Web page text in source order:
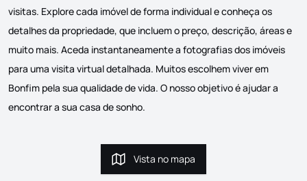
visitas. Explore cada imóvel de forma individual e conheça os
detalhes da propriedade, que incluem o preço, descrição, áreas e
muito mais. Aceda instantaneamente a fotografias dos imóveis
para uma visita virtual detalhada. Muitos escolhem viver em
Bonfim pela sua qualidade de vida. O nosso objetivo é ajudar a
encontrar a sua casa de sonho.
Vista no mapa
Vista no mapa